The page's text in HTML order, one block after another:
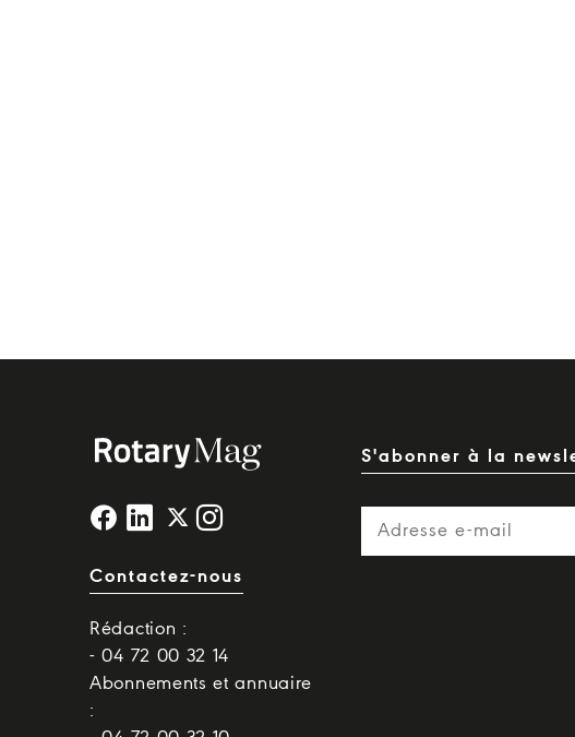
Contactez-nous
Rédaction :
- 04 72 00 32 14
Abonnements et annuaire
:
S'abonner à la